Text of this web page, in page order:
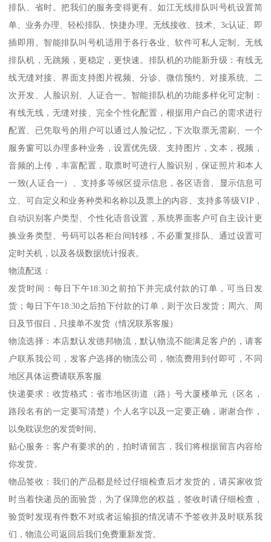
排队、省时。把我们的服务变得更有。如江无线排队叫号机设置简
单、业务办理、轻松排队、快捷办理。无线接收、技术、3c认证、即
插即用。智能排队叫号机适用于各行各业、软件可私人定制。无线
排队机，无跳频，更稳定，更快速。排队机的功能新升级：有线无
线无缝对接、界面支持图片视频、分诊、微信预约、对接系统、二
次开发、人脸识别、人证合一。智能排队机的功能多样化可定制：
有线无线，无缝对接、完全个性化配置，根据用户自己的需求进行
配置、已凭取号的用户可以通过人脸记忆，下次取票无需刷、一个
服务窗可以办理多种业务，设置优先级、支持图片，文本，视频，
音频的上传，丰富配置，取票时可进行人脸识别，保证照片和本人
一致(人证合一）、支持多等候区提示信息，各区语音、显示信息可
立、可自定义和业务种类和名称以及票上的内容、支持多等级VIP，
自动识别客户类型、个性化语音设置，系统界面客户可自主设计更
换业务类型、号码可以各柜台间转移，不必重复排队、通过设置可
定时关机，以及各级数据统计报表。
物流配送：
发货时间：每日下午18:30之前拍下并完成付款的订单，可当日发
货；每日下午18:30之后拍下付款的订单，则于次日发货；周六、周
日及节假日，只接单不发货（情况联系客服）
物流选择：本店默认发德邦物流，默认物流不能满足客户的，请客
户联系我公司，发客户选择的物流公司，物流费用到付即可，不同
地区具体运费请联系客服
快递要求：收货格式：省市地区街道（路）号大厦楼单元（区名，
路段名有的一定要写清楚）个人名字以及一定要正确，谢谢合作，
以免耽误您的发货时间。
贴心服务：客户有要求的的，拍时请留言，我们将根据留言内容给
你发货。
物品签收：我们的产品都是经过仔细检查后才发货的，请买家收货
时当着快递员的面验货，为了保障您的权益，签收时请仔细检查，
验货时发现有件数不对或者运输损的情况请不予签收并及时联系我
们，物流公司返回后我们免费重新发货。